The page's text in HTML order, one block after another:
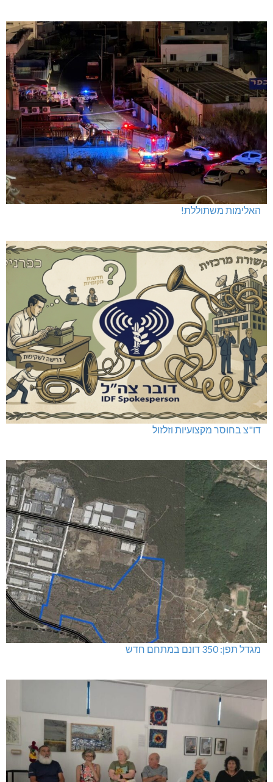
האלימות משתוללת!
דו"צ בחוסר מקצועיות וזלזול
מגדל תפן: 350 דונם במתחם חדש